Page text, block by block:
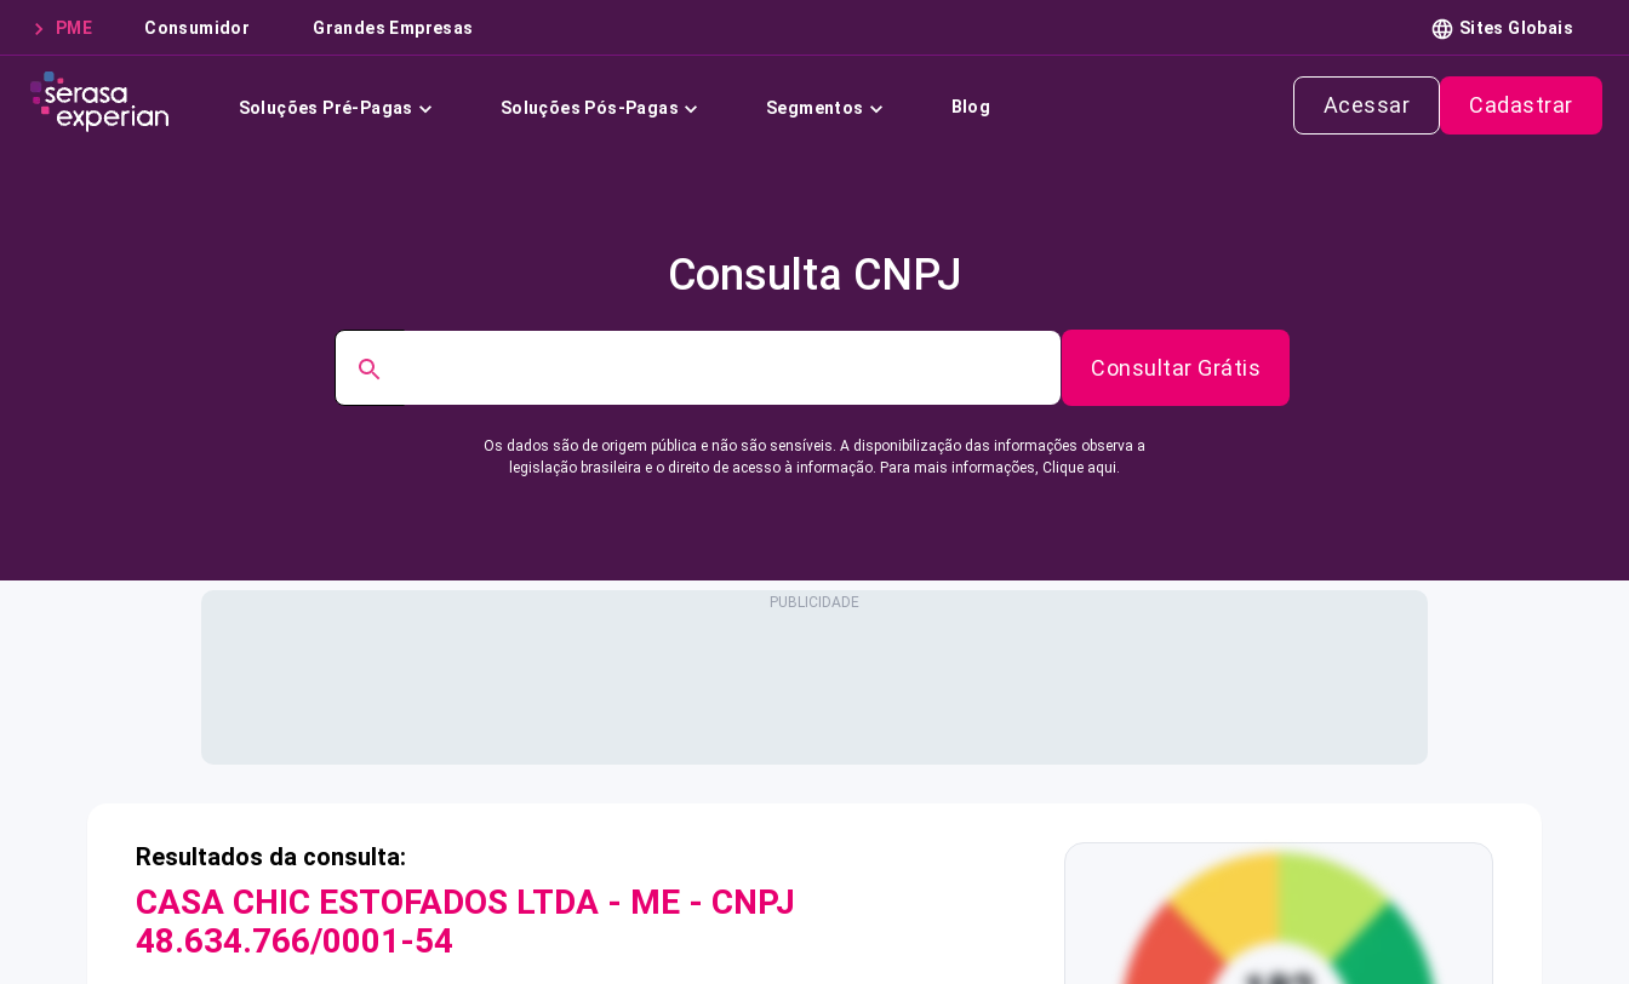
PME Consumidor Grandes Empresas Sites Globais
Soluções Pré-Pagas Soluções Pós-Pagas Segmentos Blog Acessar Cadastrar
Consulta CNPJ
Consultar Grátis
Os dados são de origem pública e não são sensíveis. A disponibilização das informações observa a
legislação brasileira e o direito de acesso à informação. Para mais informações, Clique aqui.
Resultados da consulta:
CASA CHIC ESTOFADOS LTDA - ME - CNPJ
48.634.766/0001-54